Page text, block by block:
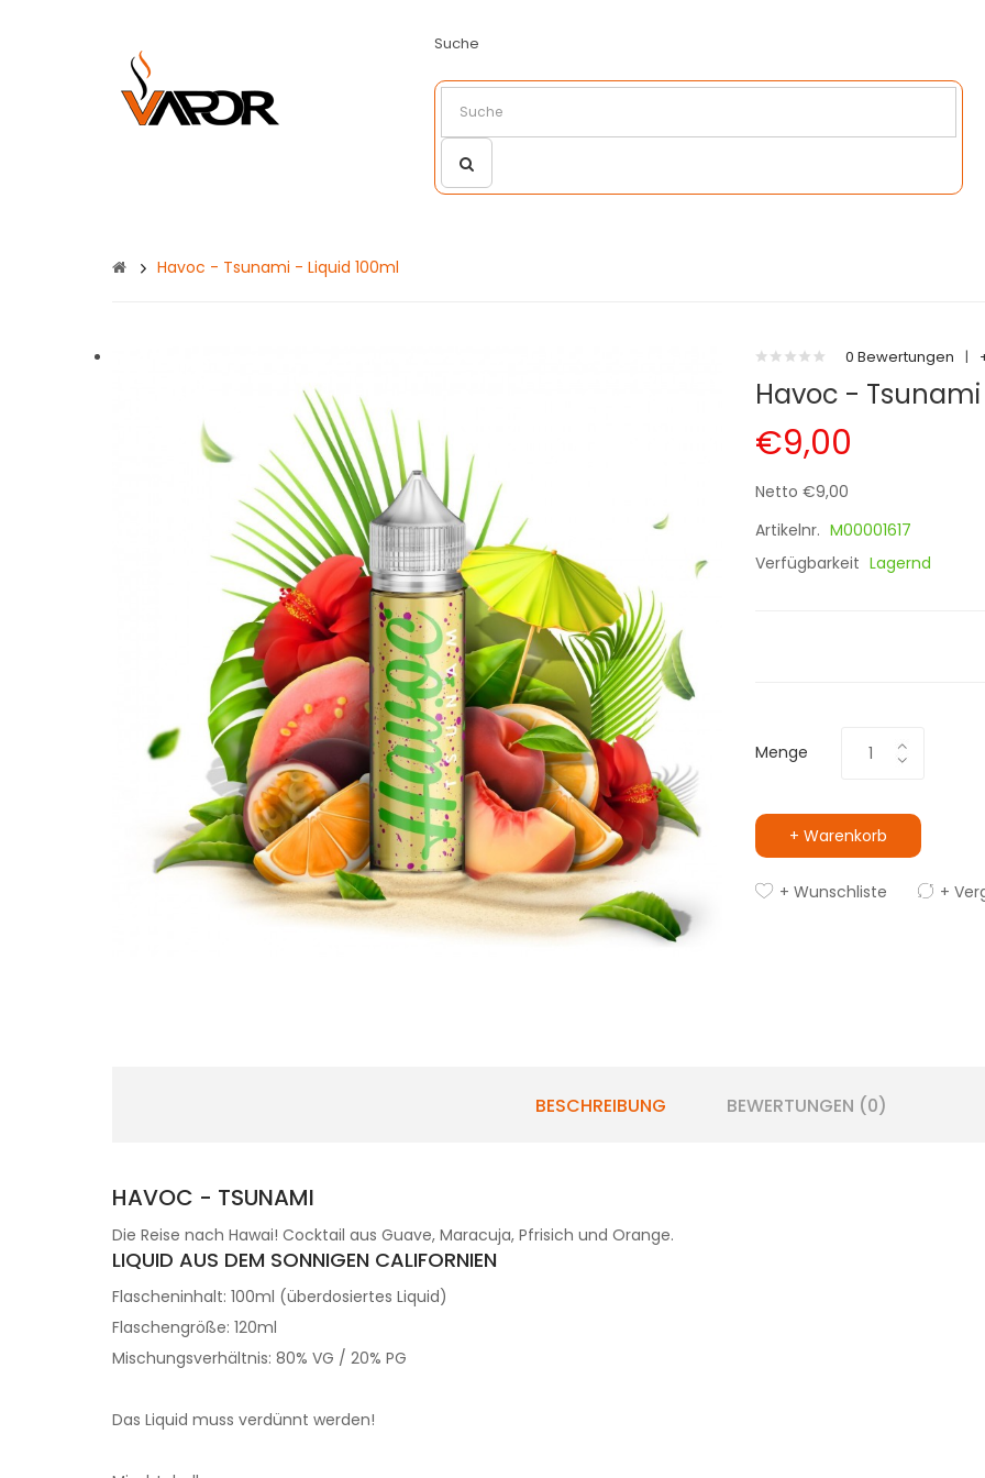
Suche
Havoc - Tsunami - Liquid 100ml
0 Bewertungen |
Havoc -
€9,00
Netto €9,00
Artikelnr. M00001617
Verfügbarkeit Lagernd
Menge
+ Warenkorb
+ Wunschliste +
BESCHREIBUNG BEWERTUNGEN (0)
HAVOC - TSUNAMI
Die Reise nach Hawai! Cocktail aus Guave, Maracuja, Pfrisich und Orange.
LIQUID AUS DEM SONNIGEN CALIFORNIEN
Flascheninhalt: 100ml (überdosiertes Liquid)
Flaschengröße: 120ml
Mischungsverhältnis: 80% VG / 20% PG
Das Liquid muss verdünnt werden!